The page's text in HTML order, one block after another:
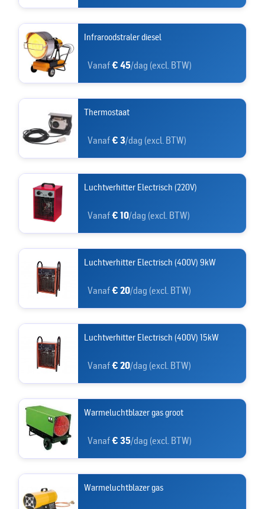
Infraroodstraler diesel
Vanaf€ 45/dag (excl. BTW)
Thermostaat
Vanaf€ 3/dag (excl. BTW)
Luchtverhitter Electrisch (220V)
Vanaf€ 10/dag (excl. BTW)
Luchtverhitter Electrisch (400V) 9kW
Vanaf€ 20/dag (excl. BTW)
Luchtverhitter Electrisch (400V) 15kW
Vanaf€ 20/dag (excl. BTW)
Warmeluchtblazer gas groot
Vanaf€ 35/dag (excl. BTW)
Warmeluchtblazer gas